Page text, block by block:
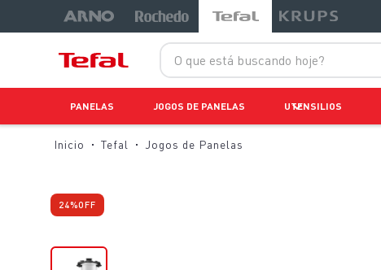
O que está buscando hoje?
PANELAS JOGOS DE PANELAS UTENSILIOS
Tefal Jogos de Panelas
24%OFF